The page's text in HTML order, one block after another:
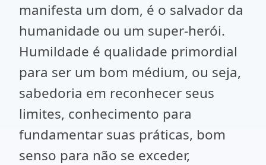
manifesta um dom, é o salvador da
humanidade ou um super-herói.
Humildade é qualidade primordial
para ser um bom médium, ou seja,
sabedoria em reconhecer seus
limites, conhecimento para
fundamentar suas práticas, bom
senso para não se exceder,